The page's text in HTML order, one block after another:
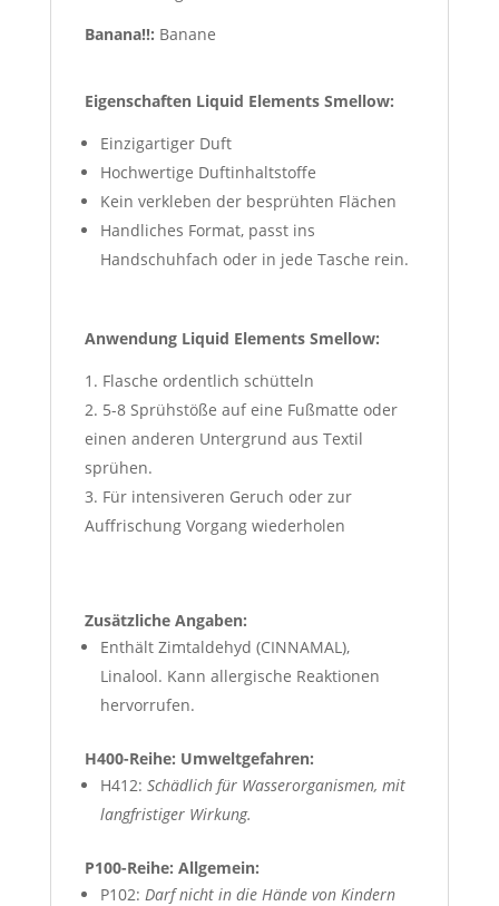
Banana!!: Banane
Eigenschaften Liquid Elements Smellow:
Einzigartiger Duft
Hochwertige Duftinhaltstoffe
Kein verkleben der besprühten Flächen
Handliches Format, passt ins
Handschuhfach oder in jede Tasche rein.
Anwendung Liquid Elements Smellow:
Flasche ordentlich schütteln
5-8 Sprühstöße auf eine Fußmatte oder
einen anderen Untergrund aus Textil
sprühen.
Für intensiveren Geruch oder zur
Auffrischung Vorgang wiederholen
Zusätzliche Angaben:
Enthält Zimtaldehyd (CINNAMAL),
Linalool. Kann allergische Reaktionen
hervorrufen.
H400-Reihe: Umweltgefahren:
H412: Schädlich für Wasserorganismen, mit
langfristiger Wirkung.
P100-Reihe: Allgemein:
P102: Darf nicht in die Hände von Kindern